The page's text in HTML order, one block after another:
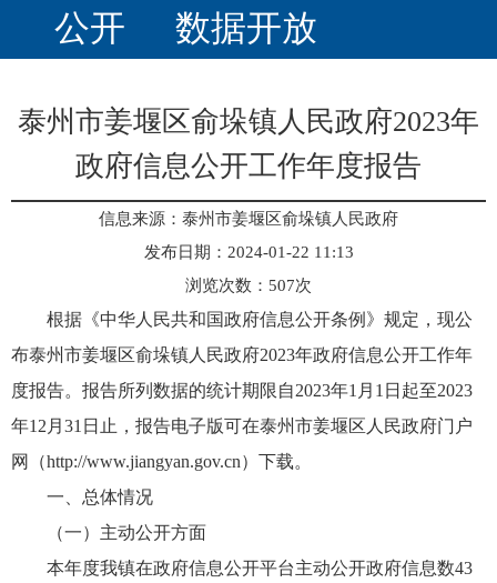
公开
数据开放
泰州市姜堰区俞垛镇人民政府2023年
政府信息公开工作年度报告
信息来源：泰州市姜堰区俞垛镇人民政府
发布日期：2024-01-22 11:13
浏览次数： 507次
根据《中华人民共和国政府信息公开条例》规定，现公
布泰州市姜堰区俞垛镇人民政府2023年政府信息公开工作年
度报告。报告所列数据的统计期限自2023年1月1日起至2023
年12月31日止，报告电子版可在泰州市姜堰区人民政府门户
网（http://www.jiangyan.gov.cn）下载。
一、总体情况
（一）主动公开方面
本年度我镇在政府信息公开平台主动公开政府信息数43